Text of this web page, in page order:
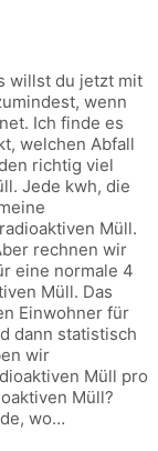
willst du jetzt mit
wenn
Ich finde es
welchen Abfall
richtig viel
Jede kwh, die
Müll.
rechnen wir
eine normale 4
Müll. Das
Einwohner für
dann statistisch
wir
Müll pro
Müll?
wo…